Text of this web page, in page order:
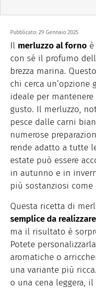
Pubblicato: 29 Gennaio 2025
Il merluzzo al forno
con sé il profumo
brezza marina.
chi cerca
ideale per
gusto. Il merluzzo,
pesce dalle carni
numerose
rende adatto a tutte
estate può essere
in autunno e in
più sostanziosi
Questa ricetta di
semplice da realizzare
ma il risultato è
Potete
aromatiche o
una variante più
o una cena leggera,